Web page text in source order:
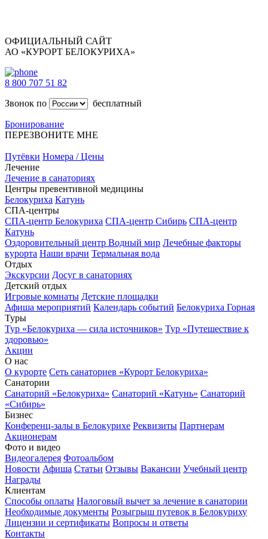
ОФИЦИАЛЬНЫЙ САЙТ
АО «КУРОРТ БЕЛОКУРИХА»
8 800 707 51 82
Звонок по
бесплатный
Бронирование
ПЕРЕЗВОНИТЕ МНЕ
Путёвки Номера / Цены
Лечение
Лечение в санаториях
Центры превентивной медицины
Белокуриха Катунь
СПА-центры
СПА-центр Белокуриха СПА-центр Сибирь СПА-центр
Катунь
Оздоровительный центр Водный мир Лечебные факторы
курорта Наши врачи Термальная вода
Отдых
Экскурсии Досуг в санаториях
Детский отдых
Игровые комнаты Детские площадки
Афиша мероприятий Календарь событий Белокуриха Горная
Туры
Тур «Белокуриха — сила источников» Тур «Путешествие к
здоровью»
Акции
О нас
О курорте Сеть санаториев «Курорт Белокуриха»
Санатории
Санаторий «Белокуриха» Санаторий «Катунь» Санаторий
«Сибирь»
Бизнес
Конференц-залы в Белокурихе Реквизиты Партнерам
Акционерам
Фото и видео
Видеогалерея Фотоальбом
Новости Афиша Статьи Отзывы Вакансии Учебный центр
Награды
Клиентам
Способы оплаты Налоговый вычет за лечение в санатории
Необходимые документы Розыгрыш путевок в Белокуриху
Лицензии и сертификаты Вопросы и ответы
Контакты